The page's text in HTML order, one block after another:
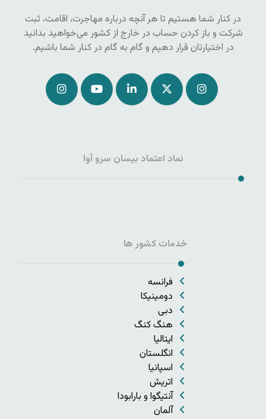
در کنار شما هستیم تا هر آنچه درباره مهاجرت، اقامت، ثبت
شرکت و باز کردن حساب در خارج از کشور می‌خواهید بدانید
در اختیارتان قرار دهیم و گام به گام در کنار شما باشیم.
نماد اعتماد بیسان سرو آوا
خدمات کشور ها
فرانسه
دومینیکا
دبی
هنگ کنگ
ایتالیا
انگلستان
اسپانیا
اتریش
آنتیگوا و بارابودا
آلمان